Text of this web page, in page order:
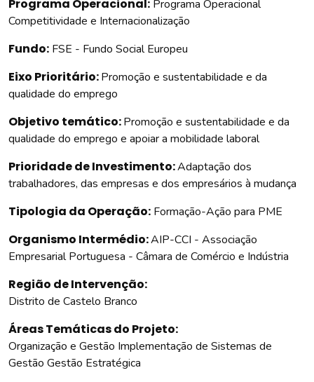
Programa Operacional: Programa Operacional
Competitividade e Internacionalização
Fundo: FSE - Fundo Social Europeu
Eixo Prioritário:Promoção e sustentabilidade e da
qualidade do emprego
Objetivo temático:Promoção e sustentabilidade e da
qualidade do emprego e apoiar a mobilidade laboral
Prioridade de Investimento:Adaptação dos
trabalhadores, das empresas e dos empresários à mudança
Tipologia da Operação: Formação-Ação para PME
Organismo Intermédio:AIP-CCI - Associação
Empresarial Portuguesa - Câmara de Comércio e Indústria
Região de Intervenção:
Distrito de Castelo Branco
Áreas Temáticas do Projeto:
Organização e Gestão Implementação de Sistemas de
Gestão Gestão Estratégica